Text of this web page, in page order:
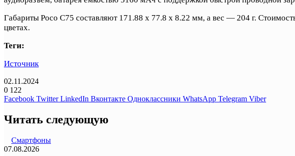
Габариты Poco C75 составляют 171.88 x 77.8 x 8.22 мм, а вес — 204 г.
цветах.
Теги:
Источник
02.11.2024
0 122
Facebook Twitter LinkedIn Вконтакте Одноклассники WhatsApp Telegram Viber
Читать следующую
Смартфоны
07.08.2026